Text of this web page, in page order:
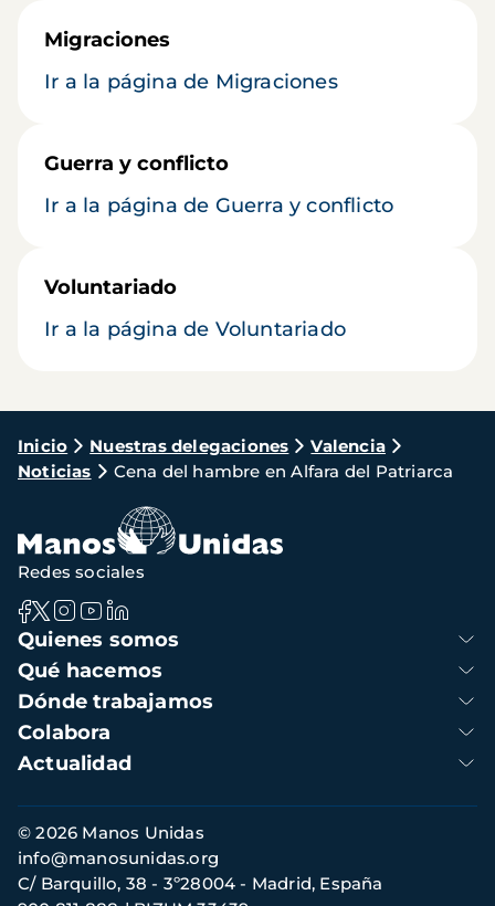
Migraciones
Ir a la página de Migraciones
Guerra y conflicto
Ir a la página de Guerra y conflicto
Voluntariado
Ir a la página de Voluntariado
Ruta
de
navegación
Inicio Nuestras delegaciones
Valencia
Noticias
Cena del hambre en Alfara del Patriarca
Navegación
principal
Quienes somos
Qué hacemos
Dónde trabajamos
Colabora
Actualidad
Redes sociales
Información
de
contacto
© 2026 Manos Unidas
C/ Barquillo, 38 - 3º28004 - Madrid, España
info@manosunidas.org